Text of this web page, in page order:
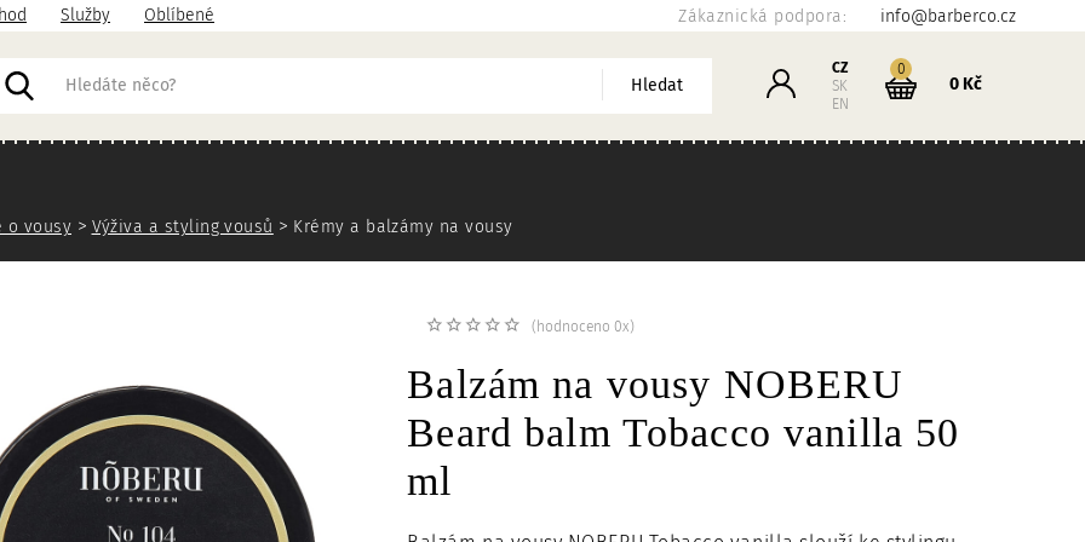
Služby Oblíbené Zákaznická podpora: info@barberco.cz
Hledat Přihlášení
CZ
SK
EN
Košík
0kusů
0 Kč
o vousy Výživa a styling vousů Krémy a balzámy na vousy
Balzám na vousy NOBERU
Beard balm Tobacco vanilla 50
ml
(hodnoceno 0x)